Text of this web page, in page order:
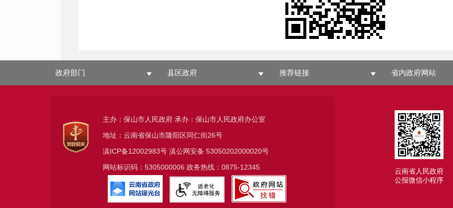
政府部门 县区政府 推荐链接 省内政府网站
云南省人民政府
公报微信小程序
主办：保山市人民政府 承办：保山市人民政府办公室
地址：云南省保山市隆阳区同仁街26号
滇ICP备12002983号滇公网安备 53050202000020号
网站标识码：5305000006 政务热线：0875-12345